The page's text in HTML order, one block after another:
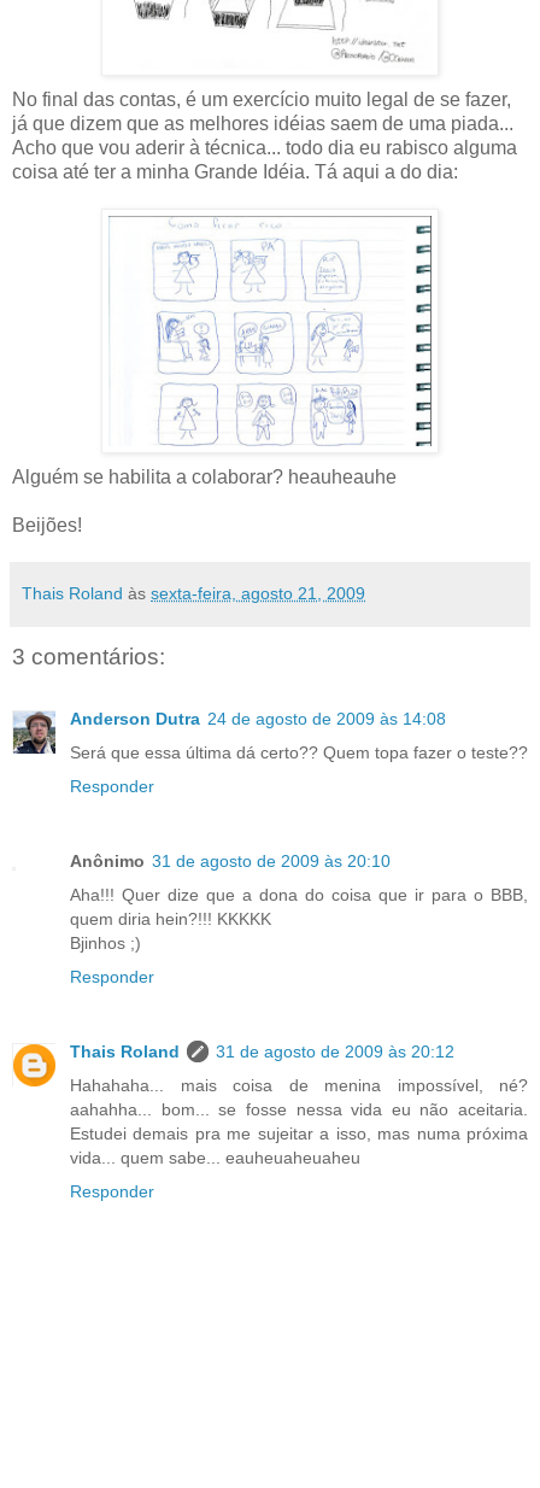
No final das contas, é um exercício muito legal de se fazer,
já que dizem que as melhores idéias saem de uma piada...
Acho que vou aderir à técnica... todo dia eu rabisco alguma
coisa até ter a minha Grande Idéia. Tá aqui a do dia:
Alguém se habilita a colaborar? heauheauhe
Beijões!
Thais Roland às sexta-feira, agosto 21, 2009
3 comentários:
Anderson Dutra 24 de agosto de 2009 às 14:08
Será que essa última dá certo?? Quem topa fazer o teste??
Responder
Anônimo 31 de agosto de 2009 às 20:10
Aha!!! Quer dize que a dona do coisa que ir para o BBB,
quem diria hein?!!! KKKKK
Bjinhos ;)
Responder
Thais Roland
31 de agosto de 2009 às 20:12
Hahahaha... mais coisa de menina impossível, né?
aahahha... bom... se fosse nessa vida eu não aceitaria.
Estudei demais pra me sujeitar a isso, mas numa próxima
vida... quem sabe... eauheuaheuaheu
Responder